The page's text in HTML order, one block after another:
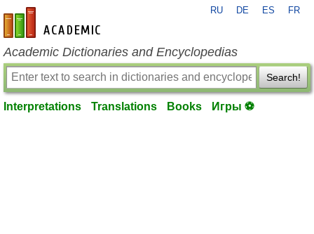
en-academic.com
RU DE ES FR
Academic Dictionaries and Encyclopedias
Search!
Interpretations Translations Books Игры ⚽